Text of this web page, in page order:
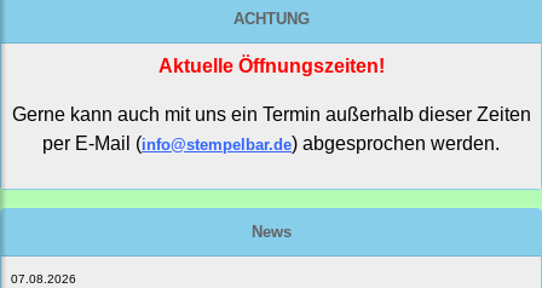
ACHTUNG
Aktuelle Öffnungszeiten!
Gerne kann auch mit uns ein Termin außerhalb dieser Zeiten
per E-Mail (info@stempelbar.de) abgesprochen werden.
News
07.08.2026